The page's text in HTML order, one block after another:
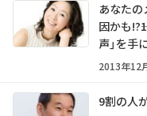
あなたの
因かも
声」を手
2013年12
9割の人